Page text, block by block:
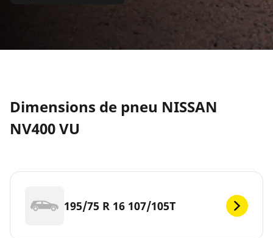
Dimensions de pneu NISSAN
NV400 VU
195/75 R 16 107/105T